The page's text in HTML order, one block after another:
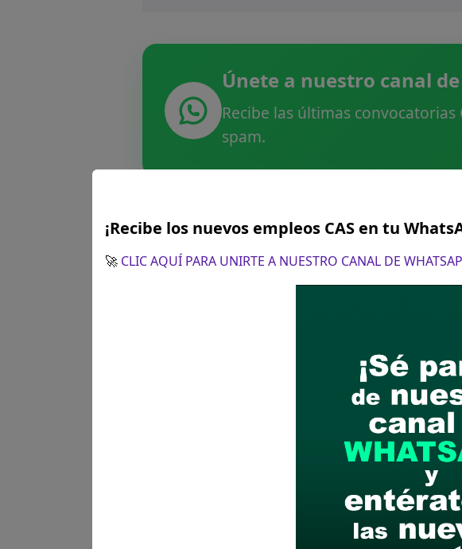
Únete a nuestro canal
Recibe las últimas
spam.
Posiciones solicitadas y links de las
Técnico Administrativo
Egresado de la
General: Experiencia general mínima
Específica: Experiencia mínima de seis
Conocimiento en
Habilidades o competencias:
Jr. Camaná 370 –
14 de julio de 2025
¡Recibe los nuevos empleos CAS en tu
🚀 CLIC AQUÍ PARA UNIRTE A NUESTRO CANAL DE